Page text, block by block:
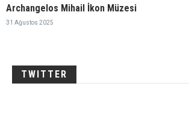
Archangelos Mihail İkon Müzesi
31 Ağustos 2025
TWITTER